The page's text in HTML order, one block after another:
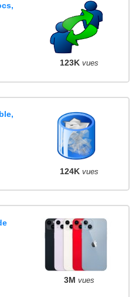
123K vues
124K vues
3M vues